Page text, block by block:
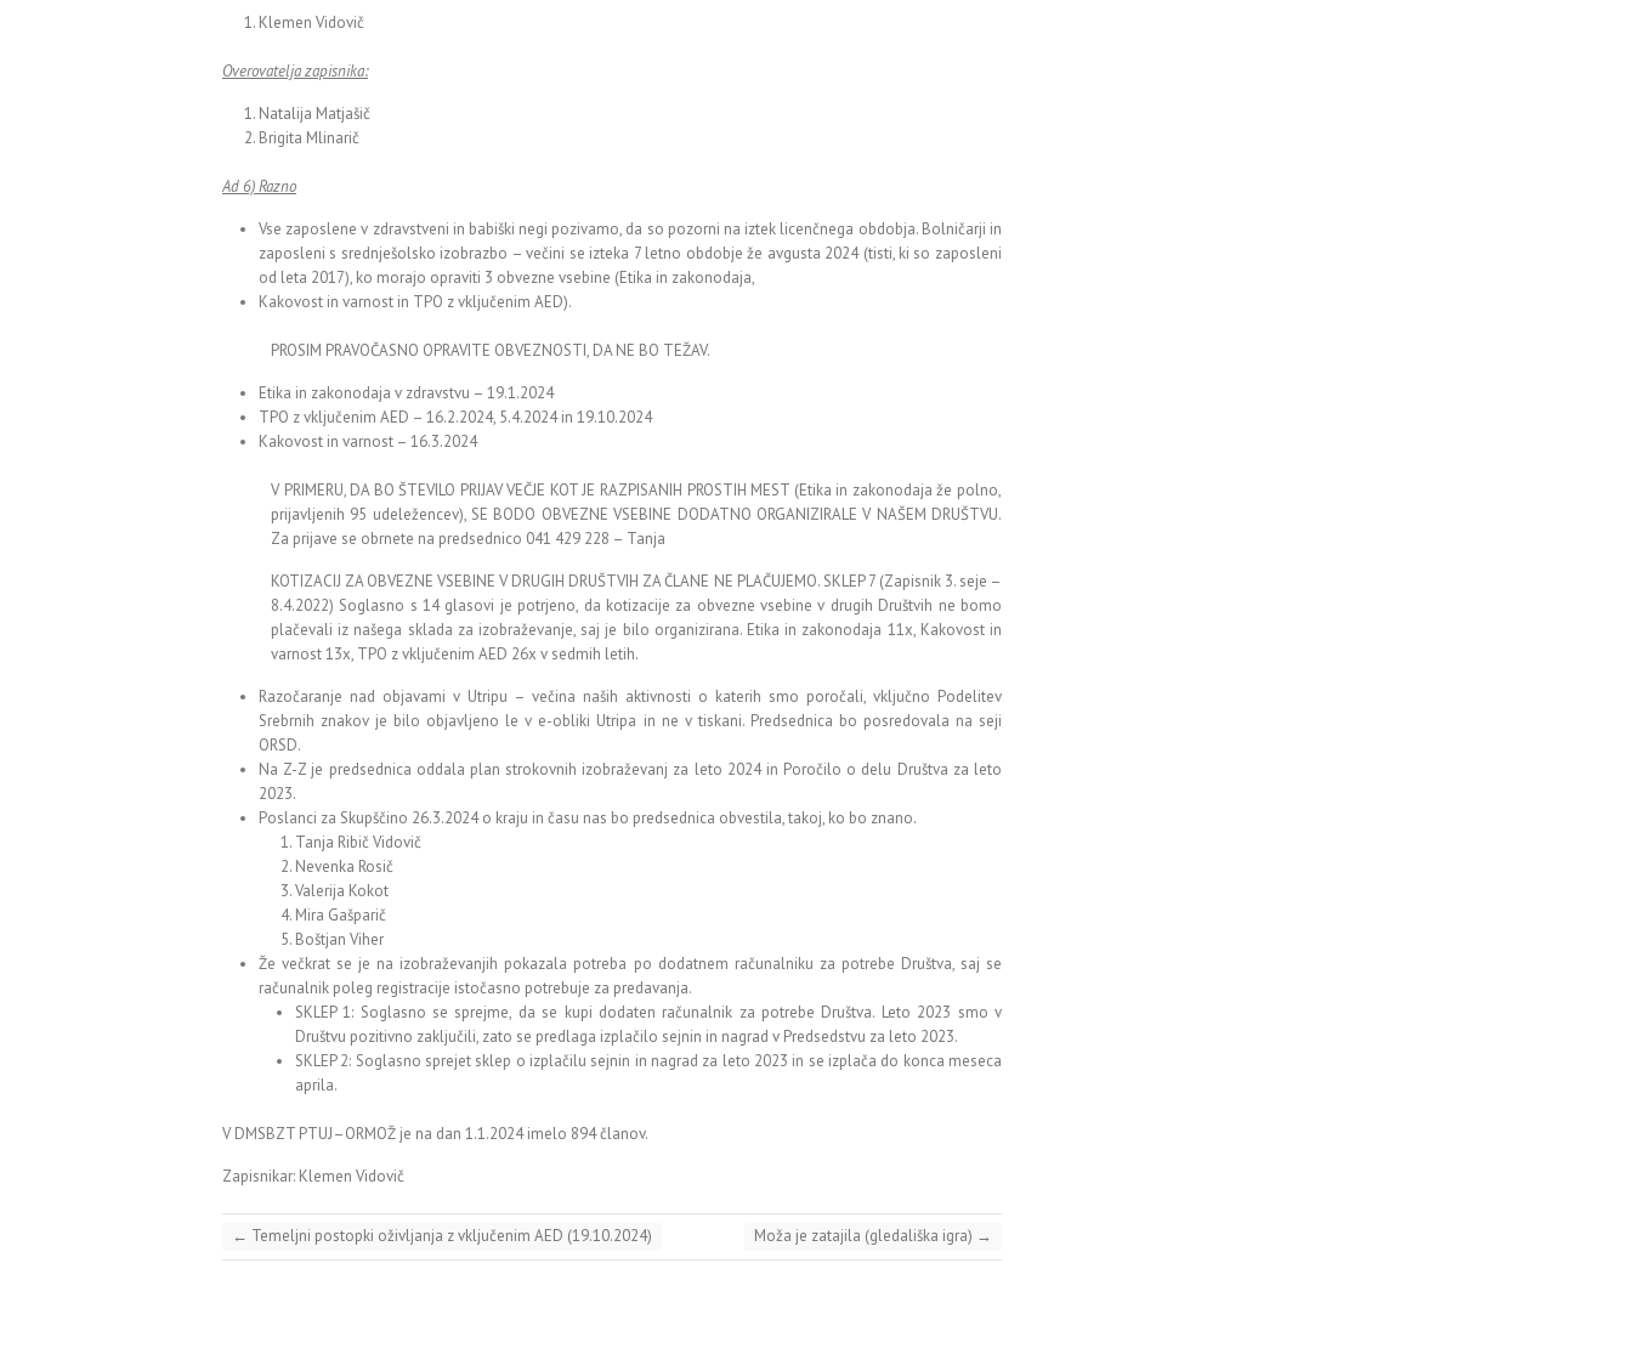
Klemen Vidovič
Overovatelja zapisnika:
Natalija Matjašič
Brigita Mlinarič
Ad 6) Razno
Vse zaposlene v zdravstveni in babiški negi pozivamo, da so pozorni na iztek licenčnega obdobja. Bolničarji in
zaposleni s srednješolsko izobrazbo – večini se izteka 7 letno obdobje že avgusta 2024 (tisti, ki so zaposleni
od leta 2017), ko morajo opraviti 3 obvezne vsebine (Etika in zakonodaja,
Kakovost in varnost in TPO z vključenim AED).
PROSIM PRAVOČASNO OPRAVITE OBVEZNOSTI, DA NE BO TEŽAV.
Etika in zakonodaja v zdravstvu – 19.1.2024
TPO z vključenim AED – 16.2.2024, 5.4.2024 in 19.10.2024
Kakovost in varnost – 16.3.2024
V PRIMERU, DA BO ŠTEVILO PRIJAV VEČJE KOT JE RAZPISANIH PROSTIH MEST (Etika in zakonodaja že polno,
prijavljenih 95 udeležencev), SE BODO OBVEZNE VSEBINE DODATNO ORGANIZIRALE V NAŠEM DRUŠTVU.
Za prijave se obrnete na predsednico 041 429 228 – Tanja
KOTIZACIJ ZA OBVEZNE VSEBINE V DRUGIH DRUŠTVIH ZA ČLANE NE PLAČUJEMO. SKLEP 7 (Zapisnik 3. seje –
8.4.2022) Soglasno s 14 glasovi je potrjeno, da kotizacije za obvezne vsebine v drugih Društvih ne bomo
plačevali iz našega sklada za izobraževanje, saj je bilo organizirana. Etika in zakonodaja 11x, Kakovost in
varnost 13x, TPO z vključenim AED 26x v sedmih letih.
Razočaranje nad objavami v Utripu – večina naših aktivnosti o katerih smo poročali, vključno Podelitev
Srebrnih znakov je bilo objavljeno le v e-obliki Utripa in ne v tiskani. Predsednica bo posredovala na seji
ORSD.
Na Z-Z je predsednica oddala plan strokovnih izobraževanj za leto 2024 in Poročilo o delu Društva za leto
2023.
Poslanci za Skupščino 26.3.2024 o kraju in času nas bo predsednica obvestila, takoj, ko bo znano.
Tanja Ribič Vidovič
Nevenka Rosič
Valerija Kokot
Mira Gašparič
Boštjan Viher
Že večkrat se je na izobraževanjih pokazala potreba po dodatnem računalniku za potrebe Društva, saj se
računalnik poleg registracije istočasno potrebuje za predavanja.
SKLEP 1: Soglasno se sprejme, da se kupi dodaten računalnik za potrebe Društva. Leto 2023 smo v
Društvu pozitivno zaključili, zato se predlaga izplačilo sejnin in nagrad v Predsedstvu za leto 2023.
SKLEP 2: Soglasno sprejet sklep o izplačilu sejnin in nagrad za leto 2023 in se izplača do konca meseca
aprila.
V DMSBZT PTUJ–ORMOŽ je na dan 1.1.2024 imelo 894 članov.
Zapisnikar: Klemen Vidovič
← Temeljni postopki oživljanja z vključenim AED (19.10.2024) Moža je zatajila (gledališka igra) →